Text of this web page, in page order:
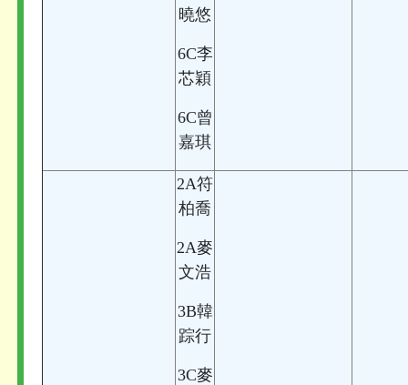
曉悠
6C李
芯穎
6C曾
嘉琪
2A符
柏喬
2A麥
文浩
3B韓
踪行
3C麥